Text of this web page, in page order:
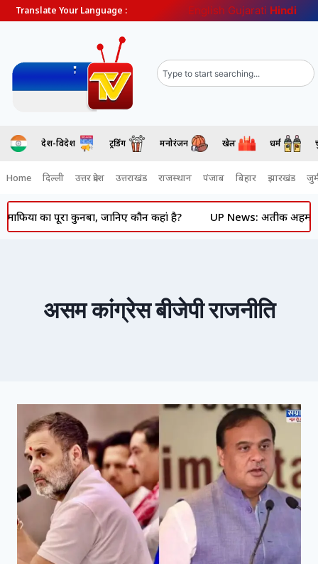
Translate Your Language : English Gujarati Hindi
देश-विदेश ट्रेंडिंग मनोरंजन खेल धर्म
Home दिल्ली उत्तर प्रदेश उत्तराखंड राजस्थान पंजाब बिहार झारखंड
का पूरा कुनबा, जानिए कौन कहां है? UP News: अतीक अहमद
असम कांग्रेस बीजेपी राजनीति